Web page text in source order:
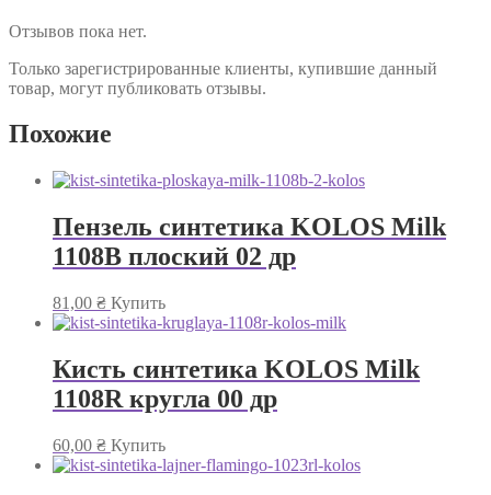
Отзывов пока нет.
Только зарегистрированные клиенты, купившие данный
товар, могут публиковать отзывы.
Похожие
Пензель синтетика KOLOS Milk
1108B плоский 02 др
81,00 ₴ Купить
Кисть синтетика KOLOS Milk
1108R кругла 00 др
60,00 ₴ Купить